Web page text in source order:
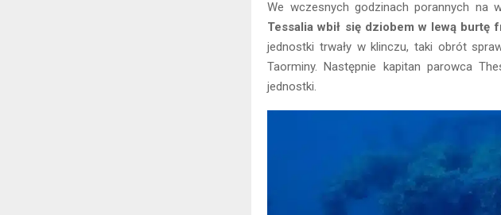
We wczesnych godzinach porannych na
Tessalia wbił się dziobem w lewą burtę
jednostki trwały w klinczu, taki obrót
Taorminy. Następnie kapitan parowca
jednostki.